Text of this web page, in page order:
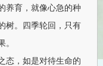
养育，就像心急的种
树。四季轮回，只有
。
态，如是对待生命的